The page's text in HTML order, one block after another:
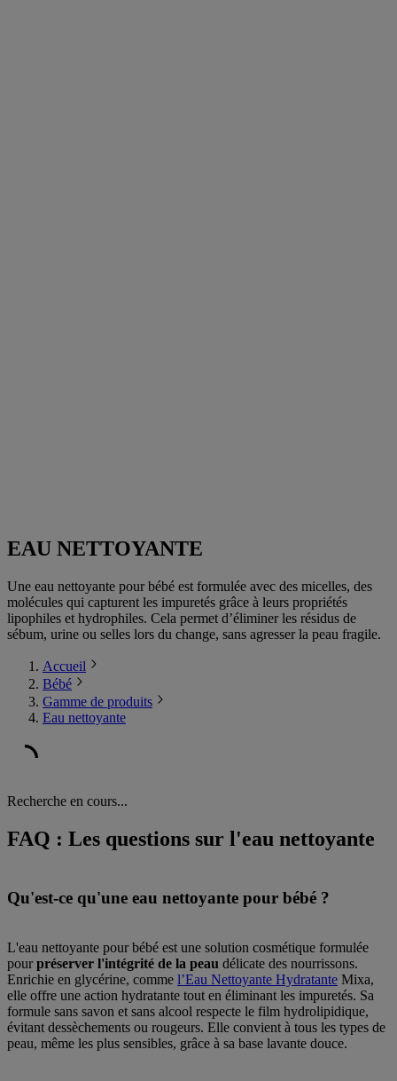
EAU NETTOYANTE
Une eau nettoyante pour bébé est formulée avec des micelles, des
molécules qui capturent les impuretés grâce à leurs propriétés
lipophiles et hydrophiles. Cela permet d’éliminer les résidus de
sébum, urine ou selles lors du change, sans agresser la peau fragile.
Accueil
Bébé
Gamme de produits
Eau nettoyante
Recherche en cours...
FAQ : Les questions sur l'eau nettoyante
Qu'est-ce qu'une eau nettoyante pour bébé ?
L'eau nettoyante pour bébé est une solution cosmétique formulée
pourpréserver l'intégrité de la peau délicate des nourrissons.
Enrichie en glycérine, comme l’Eau Nettoyante Hydratante Mixa,
elle offre une action hydratante tout en éliminant les impuretés. Sa
formule sans savon et sans alcool respecte le film hydrolipidique,
évitant dessèchements ou rougeurs. Elle convient à tous les types de
peau, même les plus sensibles, grâce à sa base lavante douce.